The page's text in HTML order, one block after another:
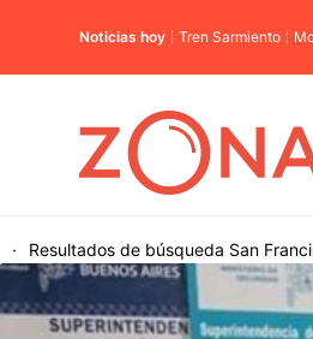
Noticias hoy Tren Sarmiento
Resultados de búsqueda
· San